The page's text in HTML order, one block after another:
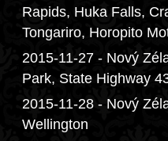
Rapids, Huka Falls,
Tongariro, Horopito
2015-11-27 - Nový
Park, State Highway
2015-11-28 - Nový
Wellington